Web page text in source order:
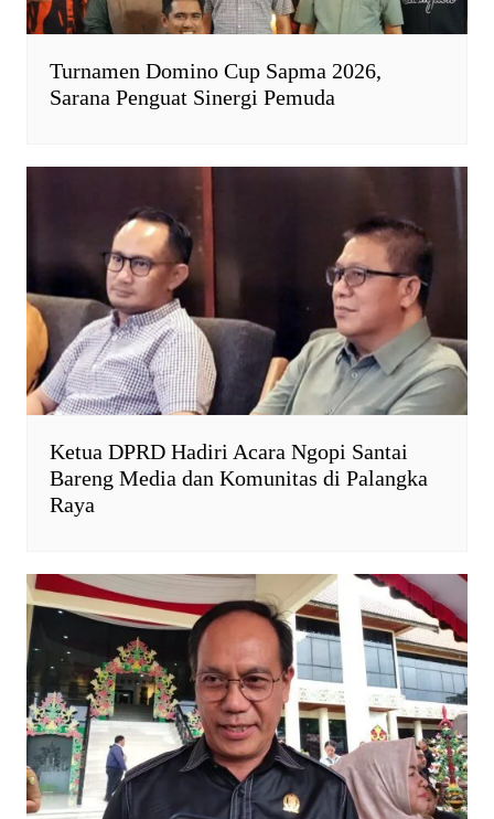
Turnamen Domino Cup Sapma 2026,
Sarana Penguat Sinergi Pemuda
Ketua DPRD Hadiri Acara Ngopi Santai
Bareng Media dan Komunitas di Palangka
Raya